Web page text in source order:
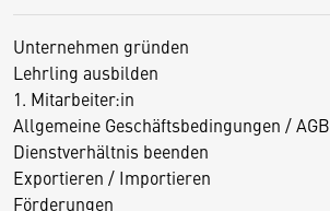
Unternehmen gründen
Lehrling ausbilden
1. Mitarbeiter:in
Allgemeine Geschäftsbedingungen / AGB
Dienstverhältnis beenden
Exportieren / Importieren
Förderungen